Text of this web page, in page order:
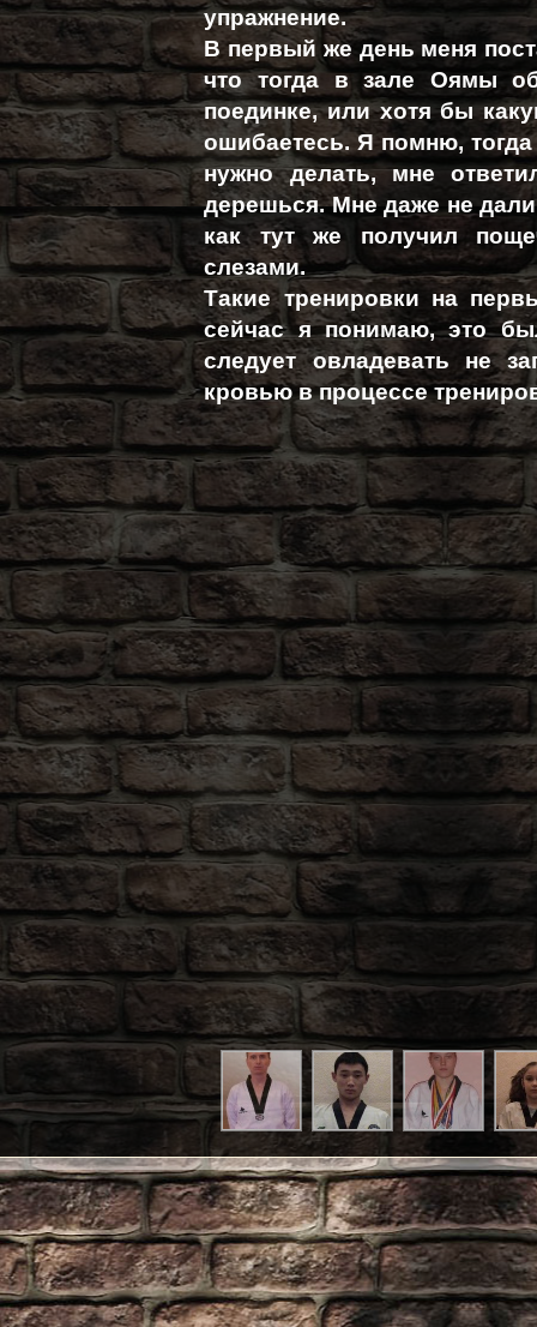
упражнение.
В первый же день меня
что тогда в зале Оямы
поединке, или хотя бы
ошибаетесь. Я помню,
нужно делать, мне
дерешься. Мне даже не
как тут же получил
слезами.
Такие тренировки на
сейчас я понимаю, это
следует овладевать не
кровью в процессе